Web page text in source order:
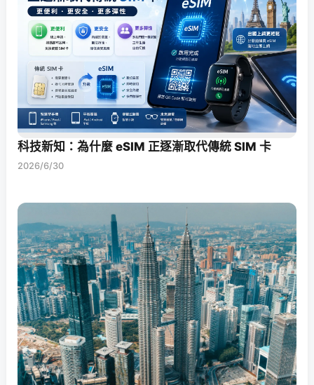
科技新知：為什麼 eSIM 正逐漸取代傳統 SIM 卡
2026/6/30